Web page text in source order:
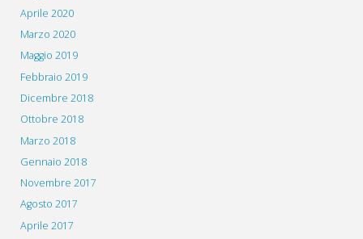
Aprile 2020
Marzo 2020
Maggio 2019
Febbraio 2019
Dicembre 2018
Ottobre 2018
Marzo 2018
Gennaio 2018
Novembre 2017
Agosto 2017
Aprile 2017